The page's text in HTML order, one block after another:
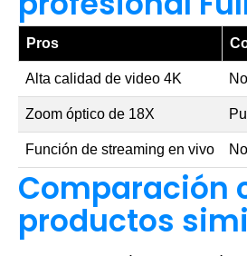
Pros
Alta calidad de video 4K
Zoom óptico de 18X
Función de streaming en vivo
Comparación
productos